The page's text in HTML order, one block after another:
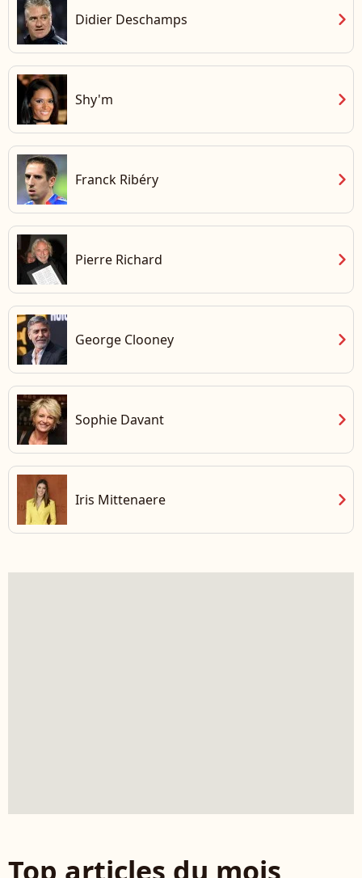
Didier Deschamps chevron_right
Shy'm chevron_right
Franck Ribéry chevron_right
Pierre Richard chevron_right
George Clooney chevron_right
Sophie Davant chevron_right
Iris Mittenaere chevron_right
Top articles du mois